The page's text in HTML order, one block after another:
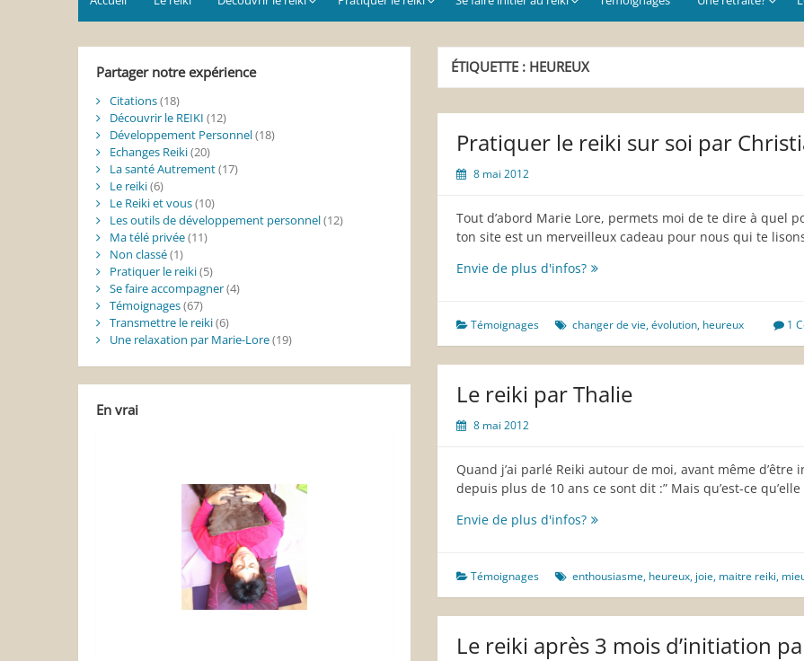
ÉTIQUETTE : HEUREUX
Pratiquer le reiki sur soi par
8 mai 2012
Tout d’abord Marie Lore, permets moi de te dire à quel
ton site est un merveilleux cadeau pour nous qui te
Envie de plus d'infos?Pratiquer
sur
soi
par
Témoignages changer de vie,évolution, heureux 1
Le reiki par Thalie
8 mai 2012
Quand j’ai parlé Reiki autour de moi, avant même
depuis plus de 10 ans ce sont dit :” Mais qu’est-ce qu’elle
Envie de plus d'infos?Le
Thalie
Témoignages enthousiasme, heureux, joie, maitre reiki,
Le reiki après 3 mois d’initiation
Partager notre expérience
Citations(18)
Découvrir le REIKI (12)
Développement Personnel(18)
Echanges Reiki(20)
La santé Autrement(17)
Le reiki(6)
Le Reiki et vous(10)
Les outils de développement personnel(12)
Ma télé privée(11)
Non classé(1)
Pratiquer le reiki(5)
Se faire accompagner(4)
Témoignages(67)
Transmettre le reiki(6)
Une relaxation par Marie-Lore(19)
En vrai